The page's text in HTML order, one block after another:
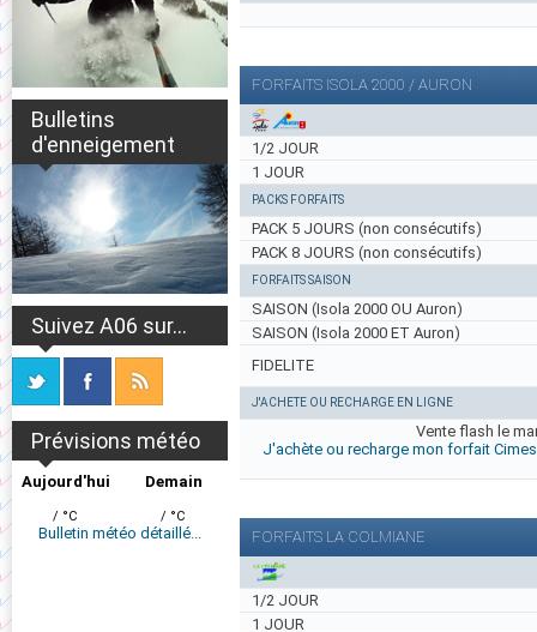
Bulletins
d'enneigement
Suivez A06 sur...
Prévisions météo
Aujourd'hui
/ °C
Demain
/ °C
Bulletin météo détaillé...
FORFAITS ISOLA 2000 / AURON
1/2 JOUR
1 JOUR
PACKS FORFAITS
PACK 5 JOURS (non consécutifs)
PACK 8 JOURS (non consécutifs)
FORFAITS SAISON
SAISON (Isola 2000 OU Auron)
SAISON (Isola 2000 ET Auron)
FIDELITE
J'ACHETE OU RECHARGE EN LIGNE
Vente flash le
J'achète ou recharge mon forfait
FORFAITS LA COLMIANE
1/2 JOUR
1 JOUR